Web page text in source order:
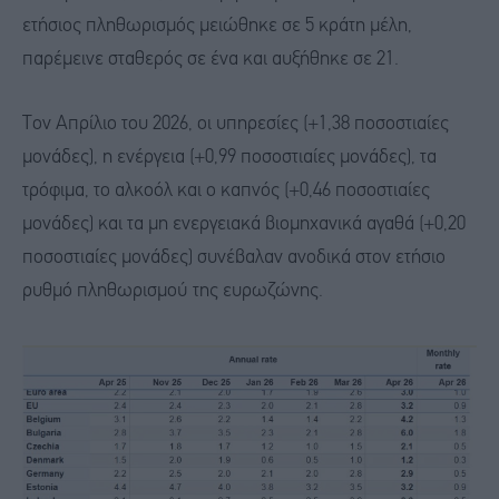
ετήσιος πληθωρισμός μειώθηκε σε 5 κράτη μέλη,
παρέμεινε σταθερός σε ένα και αυξήθηκε σε 21.
Τον Απρίλιο του 2026, οι υπηρεσίες (+1,38 ποσοστιαίες
μονάδες), η ενέργεια (+0,99 ποσοστιαίες μονάδες), τα
τρόφιμα, το αλκοόλ και ο καπνός (+0,46 ποσοστιαίες
μονάδες) και τα μη ενεργειακά βιομηχανικά αγαθά (+0,20
ποσοστιαίες μονάδες) συνέβαλαν ανοδικά στον ετήσιο
ρυθμό πληθωρισμού της ευρωζώνης.